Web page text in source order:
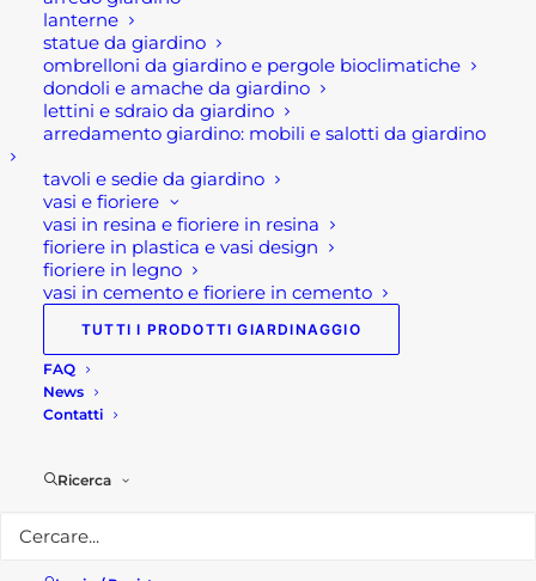
lanterne
statue da giardino
ombrelloni da giardino e pergole bioclimatiche
dondoli e amache da giardino
lettini e sdraio da giardino
arredamento giardino: mobili e salotti da giardino
tavoli e sedie da giardino
vasi e fioriere
vasi in resina e fioriere in resina
fioriere in plastica e vasi design
fioriere in legno
vasi in cemento e fioriere in cemento
TUTTI I PRODOTTI GIARDINAGGIO
FAQ
News
Contatti
Ricerca
Visita il nostroshop!
Seguici suFacebook!
Potresti essere interessato a...